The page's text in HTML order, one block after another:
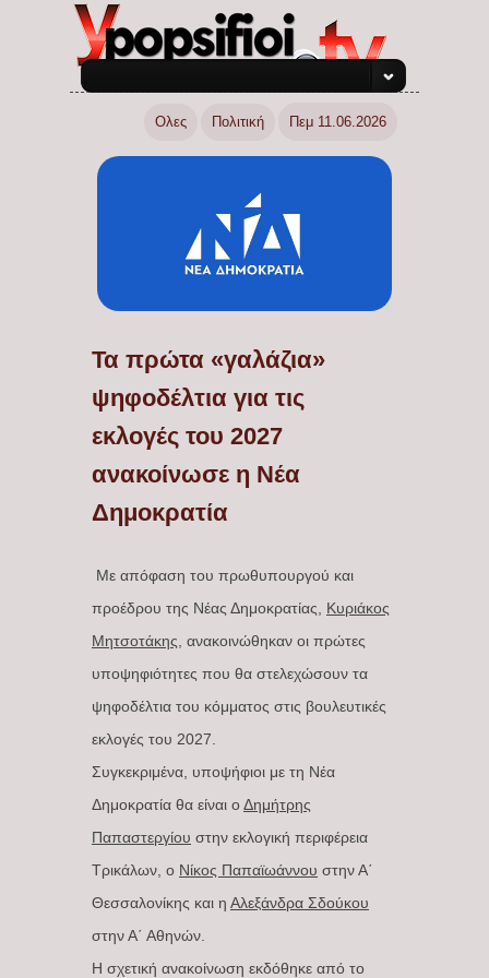
Ολες Πολιτική Πεμ 11.06.2026
Τα πρώτα «γαλάζια»
ψηφοδέλτια για τις
εκλογές του 2027
ανακοίνωσε η Νέα
Δημοκρατία
Με απόφαση του πρωθυπουργού και
προέδρου της Νέας Δημοκρατίας, Κυριάκος
Μητσοτάκης , ανακοινώθηκαν οι πρώτες
υποψηφιότητες που θα στελεχώσουν τα
ψηφοδέλτια του κόμματος στις βουλευτικές
εκλογές του 2027.
Συγκεκριμένα, υποψήφιοι με τη Νέα
Δημοκρατία θα είναι οΔημήτρης
Παπαστεργίου στην εκλογική περιφέρεια
Τρικάλων, ο Νίκος Παπαϊωάννου στην Α΄
Θεσσαλονίκης και η Αλεξάνδρα Σδούκου
στην Α΄ Αθηνών.
Η σχετική ανακοίνωση εκδόθηκε από το